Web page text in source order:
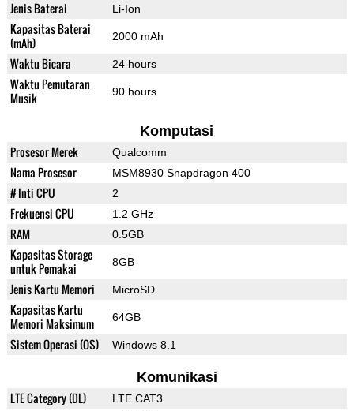
Jenis Baterai Li-Ion
Kapasitas Baterai
(mAh)
2000 mAh
Waktu Bicara 24 hours
Waktu Pemutaran
Musik
90 hours
Komputasi
Prosesor Merek Qualcomm
Nama Prosesor MSM8930 Snapdragon 400
# Inti CPU 2
Frekuensi CPU 1.2 GHz
RAM 0.5GB
Kapasitas Storage
untuk Pemakai
8GB
Jenis Kartu Memori MicroSD
Kapasitas Kartu
Memori Maksimum
64GB
Sistem Operasi (OS) Windows 8.1
Komunikasi
LTE Category (DL) LTE CAT3